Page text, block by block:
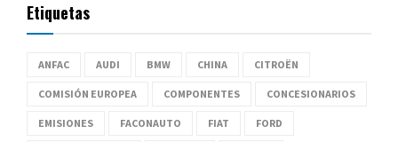
Etiquetas
ANFAC AUDI BMW CHINA CITROËN
COMISIÓN EUROPEA COMPONENTES CONCESIONARIOS
EMISIONES FACONAUTO FIAT FORD